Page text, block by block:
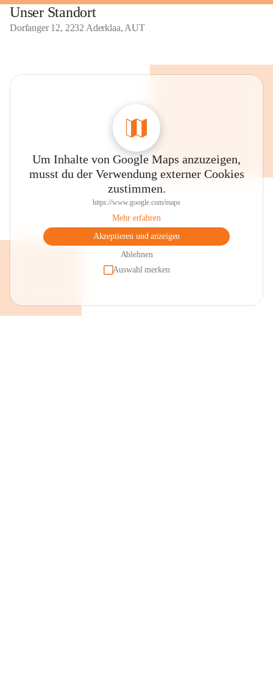
Unser Standort
Dorfanger 12, 2232 Aderklaa, AUT
Um Inhalte von Google Maps anzuzeigen,
musst du der Verwendung externer Cookies
zustimmen.
https://www.google.com/maps
Mehr erfahren
Akzeptieren und anzeigen
Ablehnen
Auswahl merken